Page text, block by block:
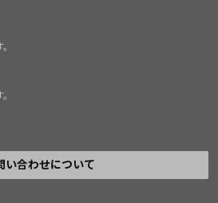
い合わせについて